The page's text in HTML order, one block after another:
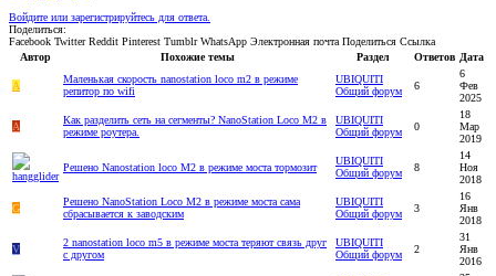
Войдите или зарегистрируйтесь для ответа.
Поделиться:
Facebook Twitter Reddit Pinterest Tumblr WhatsApp Электронная почта Поделиться Ссылка
Автор
Похожие темы Раздел Ответов Дата
A
Маленькая скорость nanostation loco m2 в режиме
репитор по wifi
UBIQUITI
Общий форум
6
6
Фев
2025
A
Как разделить сеть на сегменты? NanoStation Loco M2 в
режиме роутера.
UBIQUITI
Общий форум
0
18
Мар
2019
Решено Nanostation loco M2 в режиме моста тормозит
UBIQUITI
Общий форум
8
14
Ноя
2018
G
Решено NanoStation Loco M2 в режиме моста сама
сбрасывается к заводским
UBIQUITI
Общий форум
3
16
Янв
2018
V
2 nanostation loco m5 в режиме моста теряют связь друг
с другом
UBIQUITI
Общий форум
2
31
Янв
2016